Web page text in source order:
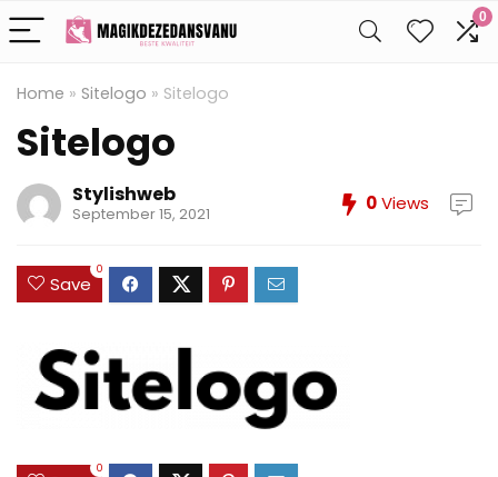
0
Home » Sitelogo » Sitelogo
Sitelogo
Stylishweb
September 15, 2021 0Views
Save
0
0